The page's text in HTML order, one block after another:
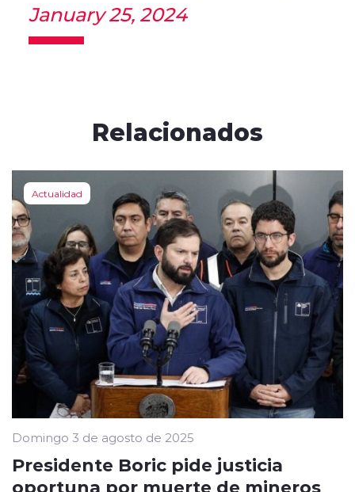
January 25, 2024
Relacionados
Actualidad
Domingo 3 de agosto de 2025
Presidente Boric pide justicia
oportuna por muerte de mineros